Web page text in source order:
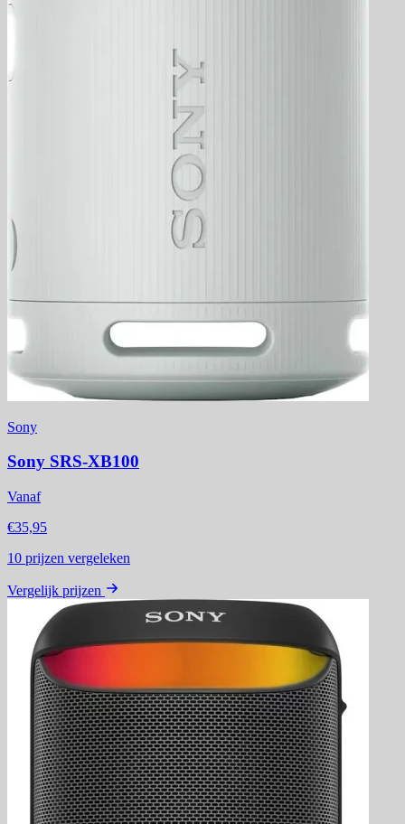
Sony
Sony SRS-XB100
Vanaf
€35,95
10 prijzen vergeleken
Vergelijk prijzen